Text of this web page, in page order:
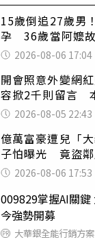
15歲倒追27歲男
孕 36歲當阿嬤
2026-08-06 17:04
開會照意外變網
容掀2千則留言
錯嗎2026-08-05 22:43
億萬富豪遭兒「
子怕曝光 竟盜鄰
戶 2026-08-06 17:53
009829掌握AI關
今強勢開募
大華銀全能行銷方案